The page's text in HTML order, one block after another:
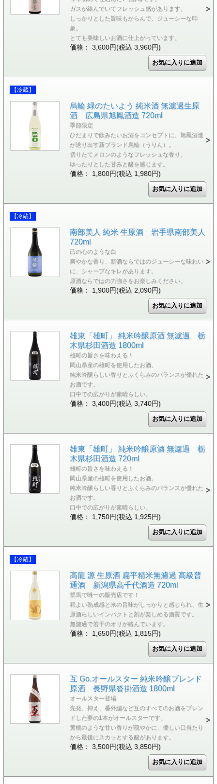
ガスが絡んでいてフレッシュ感があります。
しっかりとした旨味もからんで、ジューシーな印
象。
とても美味しいお酒に仕上がっています。
価格： 3,600円(税込 3,960円)
【冷蔵】
烏輪 緑のたいよう 純米酒 無濾過生原
酒 広島県旭鳳酒造 720ml
季節限定
ひだまりで飲みたいお酒をコンセプトに、旭鳳酒造
が送り出す新ブランド烏輪（うりん）。
切りたてメロンのようなフレッシュな香り。
ゆったりとした甘みと酸を感じます。
価格： 1,800円(税込 1,980円)
【冷蔵】
南部美人 純米 生原酒 岩手県南部美人
720ml
己の心のような白
爽やかな香り、新酒ならではのジューシーな味わい
に、シャープなキレがあります。
原酒ならではの力強さをお楽しみください。
価格： 1,900円(税込 2,090円)
雄東「雄町」 純米吟醸原酒 無濾過 栃
木県杉田酒造 1800ml
雄町の旨さを味わえる！
岡山県産の雄町を使用したお酒。
純米吟醸らしい香りとふくらみのバランスが優れた
お酒です。
口中での広がりが素晴らしい。
価格： 3,400円(税込 3,740円)
雄東「雄町」 純米吟醸原酒 無濾過 栃
木県杉田酒造 720ml
雄町の旨さを味わえる！
岡山県産の雄町を使用したお酒。
純米吟醸らしい香りとふくらみのバランスが優れた
お酒です。
口中での広がりが素晴らしい。
価格： 1,750円(税込 1,925円)
【冷蔵】
高龍 源 生原酒 扁平精米無濾過 高級普
通酒 新潟県高千代酒造 720ml
群馬で唯一の販売店です！
程よい熟成感と米の旨味がしっかりと感じられ、生
原酒らしいインパクトと刻が楽しめる酒質です。
無濾過で若干のオリが絡んでいます。
価格： 1,650円(税込 1,815円)
互 Go.オールスター 純米吟醸ブレンド
原酒 長野県沓掛酒造 1800ml
オールスター登場
先発、抑え、番外編など互のすべてのお酒をブレン
ドした夢の1本がオールスターです。
黄桃のような甘い香りが穏やかに、優しい口当たり
から最後にスカッとする酸があります。
価格： 3,500円(税込 3,850円)